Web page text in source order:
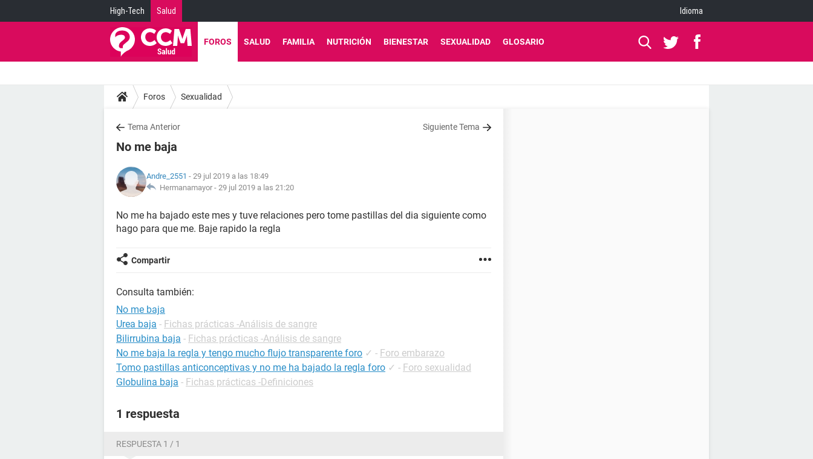
High-Tech Salud Idioma
FOROS SALUD FAMILIA NUTRICIÓN BIENESTAR SEXUALIDAD GLOSARIO
Foros Sexualidad
Tema Anterior Siguiente Tema
No me baja
Andre_2551 - 29 jul 2019 a las 18:49
Hermanamayor - 29 jul 2019 a las 21:20
No me ha bajado este mes y tuve relaciones pero tome pastillas del dia siguiente como
hago para que me. Baje rapido la regla
Compartir
Consulta también:
No me baja
Urea baja - Fichas prácticas -Análisis de sangre
Bilirrubina baja - Fichas prácticas -Análisis de sangre
No me baja la regla y tengo mucho flujo transparente foro ✓ - Foro embarazo
Tomo pastillas anticonceptivas y no me ha bajado la regla foro ✓ - Foro sexualidad
Globulina baja - Fichas prácticas -Definiciones
1 respuesta
RESPUESTA 1 / 1